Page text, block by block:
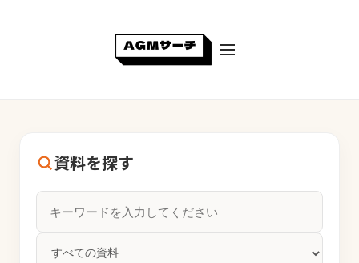
資料を探す